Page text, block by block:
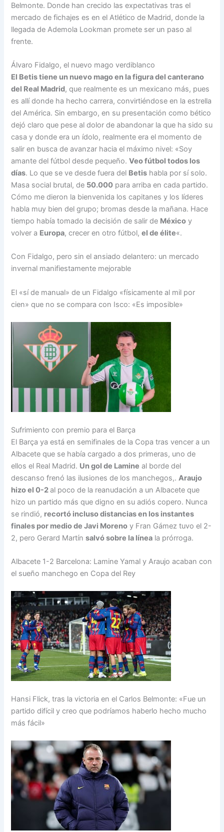
Belmonte. Donde han crecido las expectativas tras el
mercado de fichajes es en el Atlético de Madrid, donde la
llegada de Ademola Lookman promete ser un paso al
frente.
Álvaro Fidalgo, el nuevo mago verdiblanco
El Betis tiene un nuevo mago en la figura del canterano
del Real Madrid, que realmente es un mexicano más, pues
es allí donde ha hecho carrera, convirtiéndose en la estrella
del América. Sin embargo, en su presentación como bético
dejó claro que pese al dolor de abandonar la que ha sido su
casa y donde era un ídolo, realmente era el momento de
salir en busca de avanzar hacia el máximo nivel: «Soy
amante del fútbol desde pequeño.Veo fútbol todos los
días. Lo que se ve desde fuera del Betis habla por sí solo.
Masa social brutal, de 50.000 para arriba en cada partido.
Cómo me dieron la bienvenida los capitanes y los líderes
habla muy bien del grupo; bromas desde la mañana. Hace
tiempo había tomado la decisión de salir de México y
volver a Europa, crecer en otro fútbol,el deélite«.
Con Fidalgo, pero sin el ansiado delantero: un mercado
invernal manifiestamente mejorable
El «sí de manual» de un Fidalgo «físicamente al mil por
cien» que no se compara con Isco: «Es imposible»
Sufrimiento con premio para el Barça
El Barça ya está en semifinales de la Copa tras vencer a un
Albacete que se había cargado a dos primeras, uno de
ellos el Real Madrid. Un gol de Lamine al borde del
descanso frenó las ilusiones de los manchegos,. Araujo
hizo el 0-2al poco de la reanudación a un Albacete que
hizo un partido más que digno en su adiós copero. Nunca
se rindió, recortó incluso distancias en los instantes
finales por medio de Javi Moreno y Fran Gámez tuvo el 2-
2, pero Gerard Martínsalvó sobre la línea la prórroga.
Albacete 1-2 Barcelona: Lamine Yamal y Araujo acaban con
el sueño manchego en Copa del Rey
Hansi Flick, tras la victoria en el Carlos Belmonte: «Fue un
partido difícil y creo que podríamos haberlo hecho mucho
más fácil»